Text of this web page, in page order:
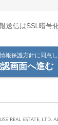
送信はSSL暗号
報保護方針に同意
画面へ進む
REAL ESTATE, LTD.